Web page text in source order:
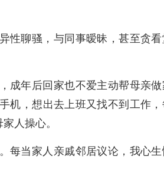
性聊骚，与同事暧昧，甚至贪看
成年后回家也不爱主动帮母亲做
机，想出去上班又找不到工作
人操心。
每当家人亲戚邻居议论，我心